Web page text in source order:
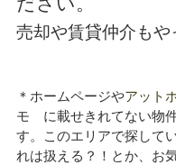
売却や賃貸仲介もや
＊ホームページやアット
モ　に載せきれてない物
す。このエリアで探して
れは扱える？！とか、お